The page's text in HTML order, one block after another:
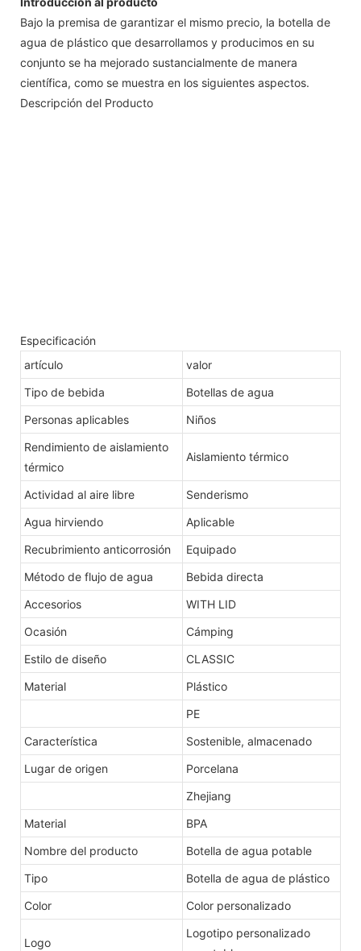
Bajo la premisa de garantizar el mismo precio, la botella de
agua de plástico que desarrollamos y producimos en su
conjunto se ha mejorado sustancialmente de manera
científica, como se muestra en los siguientes aspectos.
Descripción del Producto
Especificación
artículo
valor
Tipo de bebida
Botellas de agua
Personas aplicables
Niños
Rendimiento de aislamiento
térmico
Aislamiento térmico
Actividad al aire libre
Senderismo
Agua hirviendo
Aplicable
Recubrimiento anticorrosión
Equipado
Método de flujo de agua
Bebida directa
Accesorios
WITH LID
Ocasión
Cámping
Estilo de diseño
CLASSIC
Material
Plástico
PE
Característica
Sostenible, almacenado
Lugar de origen
Porcelana
Zhejiang
Material
BPA
Nombre del producto
Botella de agua potable
Tipo
Botella de agua de plástico
Color
Color personalizado
Logo
Logotipo personalizado